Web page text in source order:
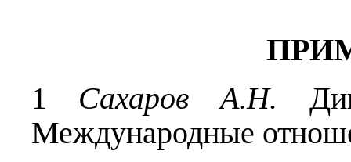
1 Сахаров А.Н.
Международные